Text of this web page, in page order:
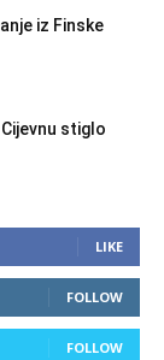
iz Finske
stiglo
LIKE
FOLLOW
FOLLOW